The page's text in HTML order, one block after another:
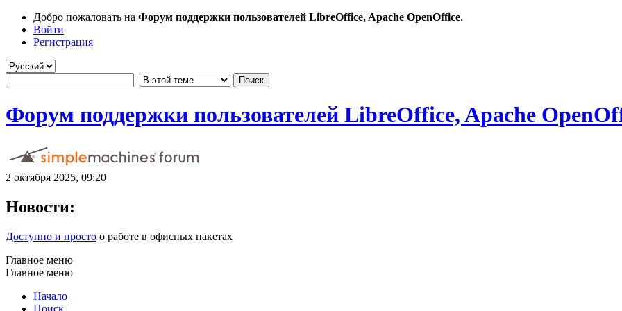
Добро пожаловать на Форум поддержки пользователей LibreOffice, Apache OpenOffice.
Войти
Регистрация
Форум поддержки пользователей LibreOffice, Apache
2 октября 2025, 09:20
Новости:
Доступно и просто о работе в офисных пакетах
Главное меню
Главное меню
Начало
Поиск